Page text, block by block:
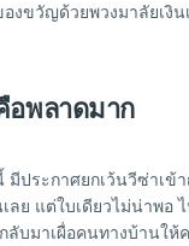
งขวัญด้วยพวงมาลัยเงิ
พลาดมาก
ประกาศยกเว้นวีซ่าเข้
ย แต่ใบเดียวไม่น่าพอ
ลับมาเผื่อคนทางบ้านให้